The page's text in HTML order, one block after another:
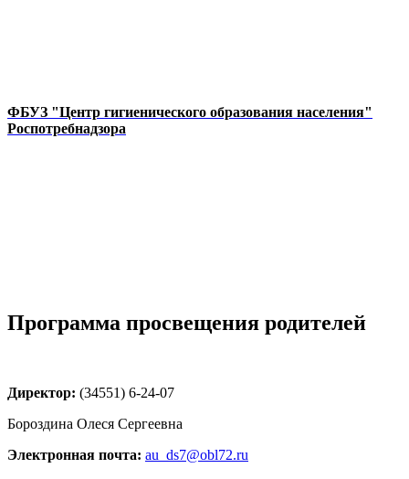
ФБУЗ "Центр гигиенического образования населения"
Роспотребнадзора
Программа просвещения родителей
Директор: (34551) 6-24-07
Бороздина Олеся Сергеевна
Электронная почта: au_ds7@obl72.ru